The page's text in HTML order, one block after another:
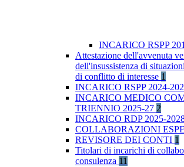
INCARICO RSPP
Attestazione dell'avvenuta
dell'insussistenza di
di conflitto di interesse 1
INCARICO RSPP 2024-
INCARICO MEDICO
TRIENNIO 2025-27 2
INCARICO RDP 2025-
COLLABORAZIONI
REVISORE DEI CONTI 1
Titolari di incarichi di
consulenza 11